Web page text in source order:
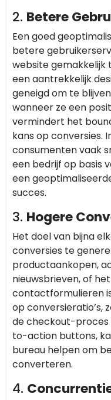
2. Betere
Een goed
betere
website gemakkelijk
een aantrekkelijk
geneigd om te
wanneer ze een
vermindert het
kans op conversies.
consumenten vaak
een bedrijf op basis
een
succes.
3. Hogere
Het doel van bijna
conversies te
productaankopen,
nieuwsbrieven, of
contactformulieren
op conversieratio’s,
de checkout-
to-action buttons,
bureau helpen om
converteren.
4.